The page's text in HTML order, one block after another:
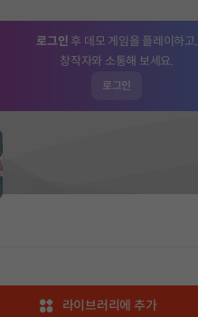
로그인 후 데모 게임을 플레이하고,
창작자와 소통해 보세요.
로그인
라이브러리에 추가